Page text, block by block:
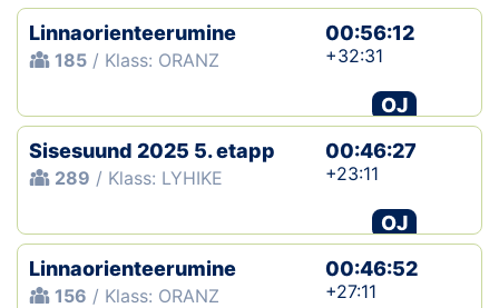
Linnaorienteerumine
185 / Klass: ORANZ
00:56:12
+32:31
OJ
Sisesuund 2025 5. etapp
289 / Klass: LYHIKE
00:46:27
+23:11
OJ
Linnaorienteerumine
156 / Klass: ORANZ
00:46:52
+27:11